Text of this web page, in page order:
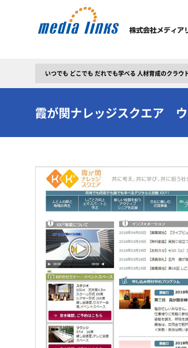
いつでも どこでも だれでも学べる 人材育成のクラウ
霞が関ナレッジスクエア